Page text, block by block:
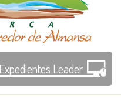
Expedientes Leader